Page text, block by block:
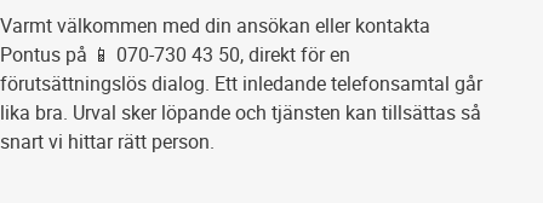
Varmt välkommen med din ansökan eller kontakta
Pontus på 📱 070-730 43 50, direkt för en
förutsättningslös dialog. Ett inledande telefonsamtal går
lika bra. Urval sker löpande och tjänsten kan tillsättas så
snart vi hittar rätt person.